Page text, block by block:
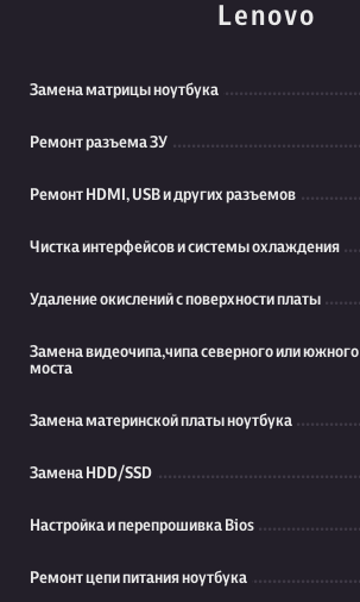
Lenovo
Замена матрицы ноутбука
Ремонт разъема ЗУ
Ремонт HDMI, USB и других разъемов
Чистка интерфейсов и системы охлаждения
Удаление окислений с поверхности платы
Замена видеочипа,чипа северного или южного
моста
Замена материнской платы ноутбука
Замена HDD/SSD
Настройка и перепрошивка Bios
Ремонт цепи питания ноутбука